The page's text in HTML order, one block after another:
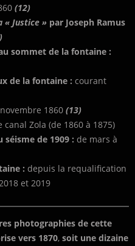
(12)
« Justice » par Joseph Ramus
sommet de la fontaine :
de la fontaine : courant
1860 (13)
canal Zola (de 1860 à 1875)
de 1909 : de mars à
: depuis la requalification
et 2019
photographies de cette
vers 1870, soit une dizaine